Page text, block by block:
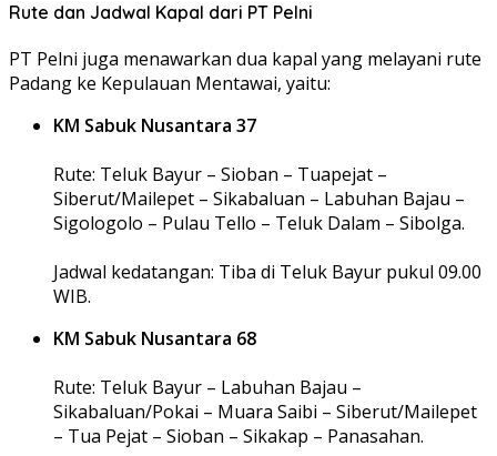
Rute dan Jadwal Kapal dari PT Pelni
PT Pelni juga menawarkan dua kapal yang melayani rute
Padang ke Kepulauan Mentawai, yaitu:
KM Sabuk Nusantara 37
Rute: Teluk Bayur – Sioban – Tuapejat –
Siberut/Mailepet – Sikabaluan – Labuhan Bajau –
Sigologolo – Pulau Tello – Teluk Dalam – Sibolga.
Jadwal kedatangan: Tiba di Teluk Bayur pukul 09.00
WIB.
KM Sabuk Nusantara 68
Rute: Teluk Bayur – Labuhan Bajau –
Sikabaluan/Pokai – Muara Saibi – Siberut/Mailepet
– Tua Pejat – Sioban – Sikakap – Panasahan.